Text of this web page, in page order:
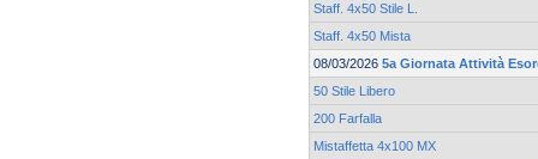
Staff. 4x50 Stile L.
Staff. 4x50 Mista
08/03/2026 5a Giornata Attività
50 Stile Libero
200 Farfalla
Mistaffetta 4x100 MX